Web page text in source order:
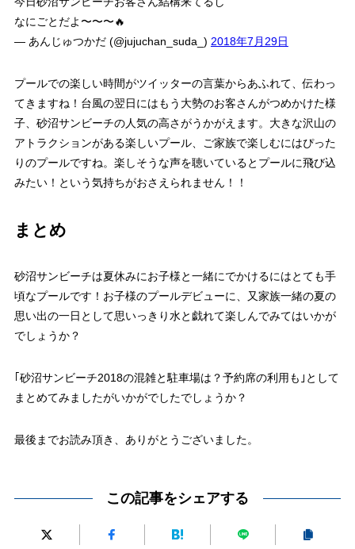
なにごとだよ〜〜〜🔥
— あんじゅつかだ (@jujuchan_suda_) 2018年7月29日
プールでの楽しい時間がツイッターの言葉からあふれて、伝わっ
てきますね！台風の翌日にはもう大勢のお客さんがつめかけた様
子、砂沼サンビーチの人気の高さがうかがえます。大きな沢山の
アトラクションがある楽しいプール、ご家族で楽しむにはぴった
りのプールですね。楽しそうな声を聴いているとプールに飛び込
みたい！という気持ちがおさえられません！！
まとめ
砂沼サンビーチは夏休みにお子様と一緒にでかけるにはとても手
頃なプールです！お子様のプールデビューに、又家族一緒の夏の
思い出の一日として思いっきり水と戯れて楽しんでみてはいかが
でしょうか？
｢砂沼サンビーチ2018の混雑と駐車場は？予約席の利用も｣として
まとめてみましたがいかがでしたでしょうか？
最後までお読み頂き、ありがとうございました。
この記事をシェアする